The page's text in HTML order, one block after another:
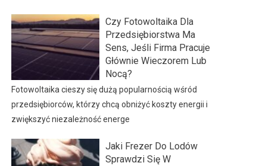
Czy Fotowoltaika Dla
Przedsiębiorstwa Ma
Sens, Jeśli Firma Pracuje
Głównie Wieczorem Lub
Nocą?
Fotowoltaika cieszy się dużą popularnością wśród
przedsiębiorców, którzy chcą obniżyć koszty energii i
zwiększyć niezależność energe
Jaki Frezer Do Lodów
Sprawdzi Się W